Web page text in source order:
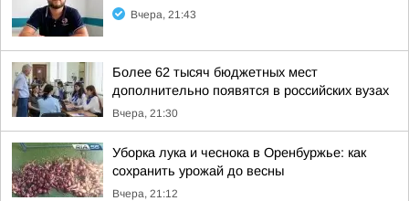
Вчера, 21:43
Более 62 тысяч бюджетных мест
дополнительно появятся в российских вузах
Вчера, 21:30
Уборка лука и чеснока в Оренбуржье: как
сохранить урожай до весны
Вчера, 21:12